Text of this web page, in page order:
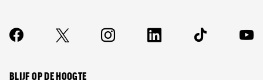
Contact
FAQ
Socials
https://www.facebook.com/AZAlkmaar
X Instagram LinkedIn TikTok
BLIJF OP DE HOOGTE